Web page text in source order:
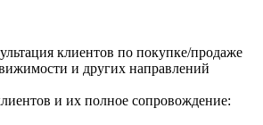
клиентов по покупке/продаже
и других направлений
и их полное сопровождение: